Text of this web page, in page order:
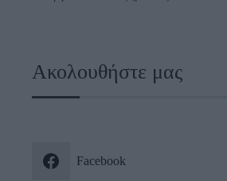
Ακολουθήστε μας
Facebook